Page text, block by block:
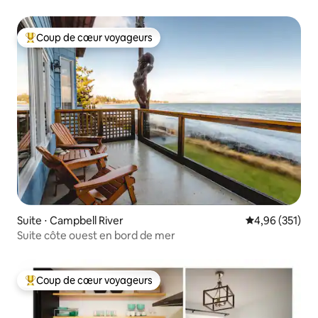
Coups de cœur voyageurs les plus appréciés
Coup de cœur voyageurs
Suite ⋅ Campbell River Évaluation
4,96 (351)
Suite côte ouest en bord de mer
Coups de cœur voyageurs les plus appréciés
Coup de cœur voyageurs